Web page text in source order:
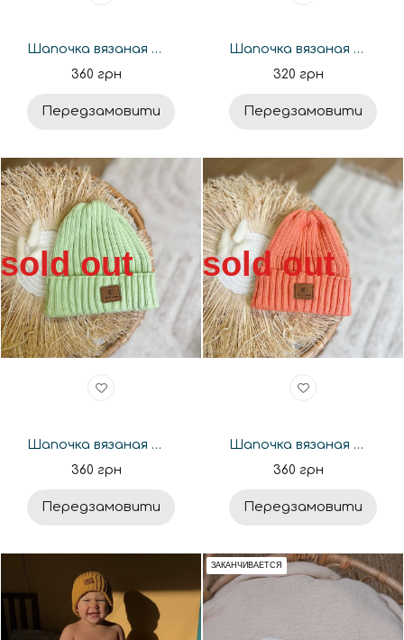
Шапочка вязаная Happymoon базовая трава
360 грн
Передзамовити
Шапочка вязаная Happymoon базовая синяя
320 грн
Передзамовити
sold out
Шапочка вязаная Happymoon базовая фисташка
360 грн
Передзамовити
sold out
Шапочка вязаная Happymoon базовая морковная
360 грн
Передзамовити
ЗАКАНЧИВАЕТСЯ